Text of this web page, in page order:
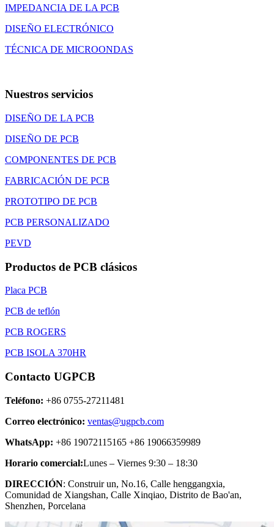
IMPEDANCIA DE LA PCB
DISEÑO ELECTRÓNICO
TÉCNICA DE MICROONDAS
Nuestros servicios
DISEÑO DE LA PCB
DISEÑO DE PCB
COMPONENTES DE PCB
FABRICACIÓN DE PCB
PROTOTIPO DE PCB
PCB PERSONALIZADO
PEVD
Productos de PCB clásicos
Placa PCB
PCB de teflón
PCB ROGERS
PCB ISOLA 370HR
Contacto UGPCB
Teléfono: +86 0755-27211481
Correo electrónico: ventas@ugpcb.com
WhatsApp: +86 19072115165 +86 19066359989
Horario comercial:Lunes – Viernes 9:30 – 18:30
DIRECCIÓN: Construir un, No.16, Calle henggangxia,
Comunidad de Xiangshan, Calle Xinqiao, Distrito de Bao'an,
Shenzhen, Porcelana